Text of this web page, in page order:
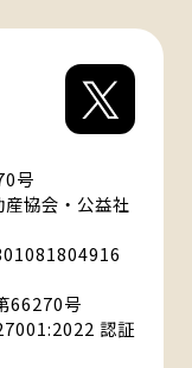
号
協会・公益社
66270号
認証